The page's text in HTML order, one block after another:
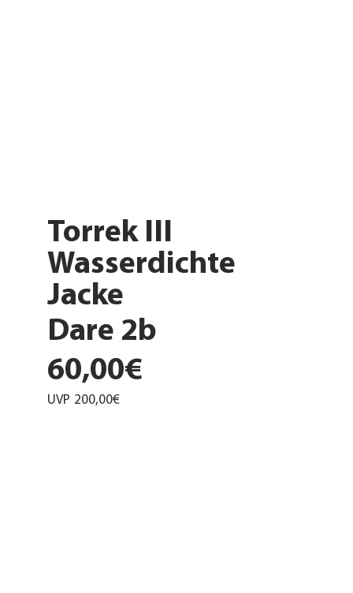
Torrek III
Wasserdichte
Jacke
Dare 2b
60,00€
UVP 200,00€